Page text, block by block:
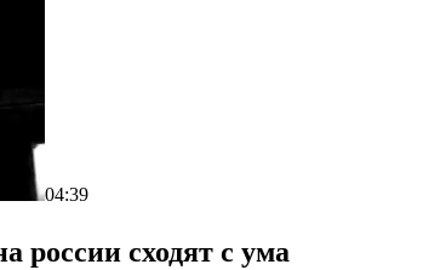
04:39
россии сходят с ума